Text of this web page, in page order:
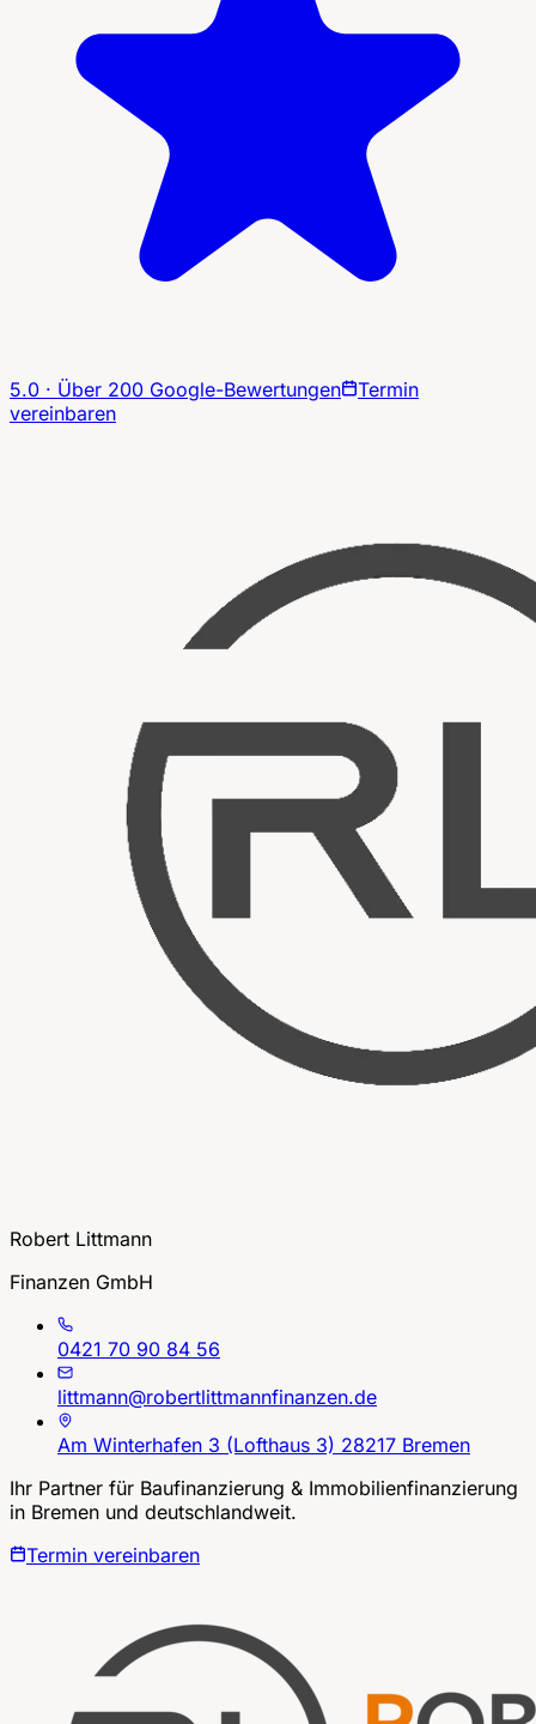
5.0 · Über 200 Google-Bewertungen
Termin
vereinbaren
Robert Littmann
Finanzen GmbH
0421 70 90 84 56
littmann@robertlittmannfinanzen.de
Am Winterhafen 3 (Lofthaus 3) 28217 Bremen
Ihr Partner für Baufinanzierung & Immobilienfinanzierung
in Bremen und deutschlandweit.
Termin vereinbaren